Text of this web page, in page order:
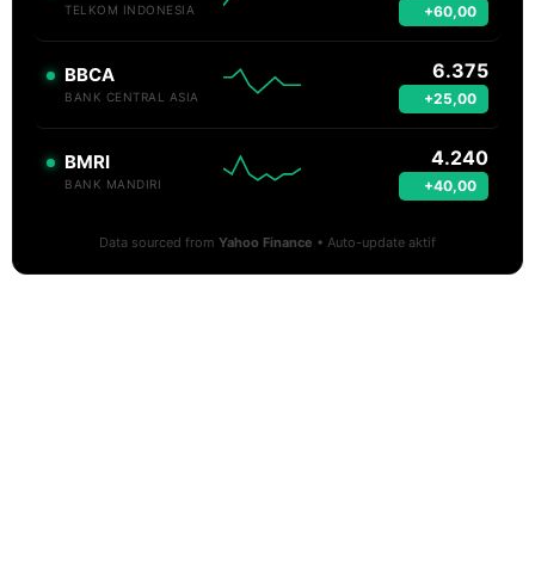
TELKOM INDONESIA +60,00
BBCA
BANK CENTRAL ASIA
6.375
+25,00
BMRI
BANK MANDIRI
4.240
+40,00
Data sourced from Yahoo Finance • Auto-update aktif